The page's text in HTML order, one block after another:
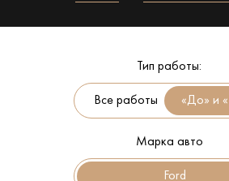
Тип работы:
Все работы
Марка авто
Ford